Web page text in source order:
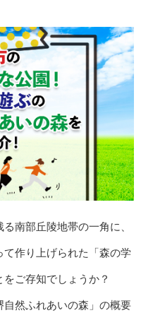
南部丘陵地帯の一角に、
作り上げられた「森の学
ご存知でしょうか？
自然ふれあいの森」の概要